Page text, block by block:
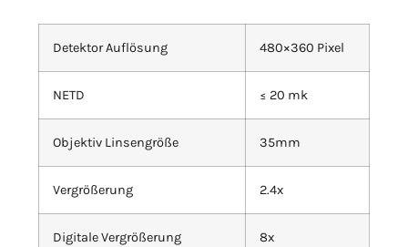
Detektor Auflösung 480×360 Pixel
NETD ≤ 20 mk
Objektiv Linsengröße 35mm
Vergrößerung 2.4x
Digitale Vergrößerung 8x